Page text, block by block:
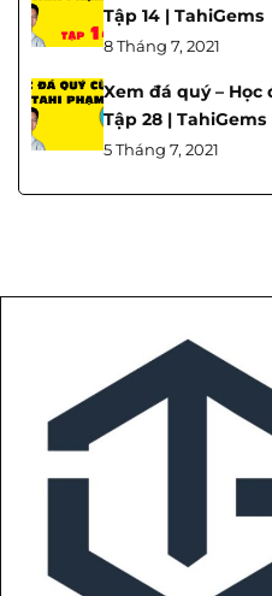
Tập 14 | TahiGems
8 Tháng 7, 2021
Xem đá quý –
Tập 28 | TahiGems
5 Tháng 7, 2021